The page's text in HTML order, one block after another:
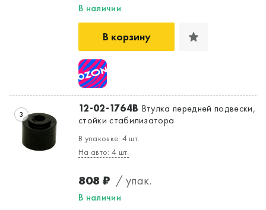
В наличии
В корзину
3 12-02-1764B Втулка передней подвески,
стойки стабилизатора
В упаковке: 4 шт.
На авто: 4 шт.
808 ₽ / упак.
В наличии